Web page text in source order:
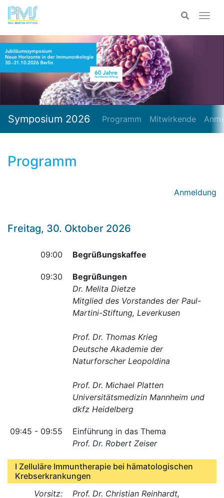
Symposium 2026 Programm Mitwirkende
Programm
Anmeldung
Freitag, 30. Oktober 2026
09:00 Begrüßungskaffee
09:30
Begrüßungen
Dr. Melita Dietze
Mitglied des Vorstandes der Paul-
Martini-Stiftung, Leverkusen
Prof. Dr. Thomas Krieg
Deutsche Akademie der
Naturforscher Leopoldina
Prof. Dr. Michael Platten
Universitätsmedizin Mannheim und
dkfz Heidelberg
09:45 - 09:55
Einführung in das Thema
Prof. Dr. Robert Zeiser
I Zelluläre Immuntherapie bei hämatologischen
Krebserkrankungen
Vorsitz:
Prof. Dr. Christian Reinhardt,